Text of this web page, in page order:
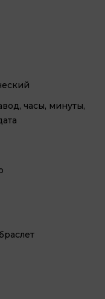
часы, минуты,